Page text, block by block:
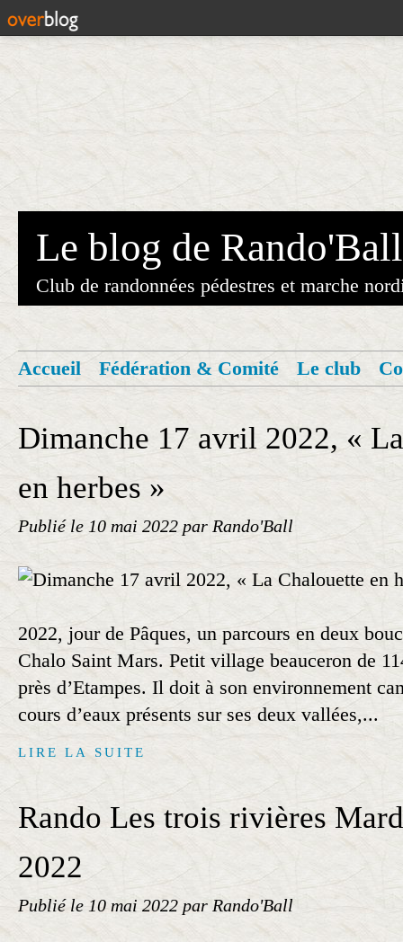
Le blog de Rando'Ball
Club de randonnées pédestres et marche
Accueil Fédération & Comité Le club
Dimanche 17 avril 2022, «
en herbes »
Publié le 10 mai 2022 par Rando'Ball
2022, jour de Pâques, un parcours en deux
Chalo Saint Mars. Petit village beauceron de
près d’Etampes. Il doit à son environnement
cours d’eaux présents sur ses deux vallées,...
LIRE LA SUITE
Rando Les trois rivières
2022
Publié le 10 mai 2022 par Rando'Ball